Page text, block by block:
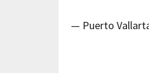
— Puerto